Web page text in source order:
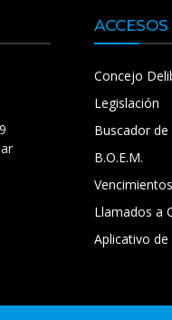
Concejo
Legislación
Buscador
B.O.E.M.
Llamados a
Aplicativo de